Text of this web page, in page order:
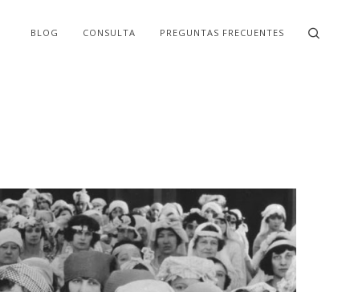
BLOG CONSULTA PREGUNTAS FRECUENTES